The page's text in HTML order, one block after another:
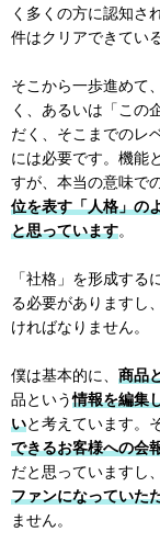
く多くの方に認知さ
件はクリアできている
そこから一歩進めて
く、あるいは「この
だく、そこまでのレ
には必要です。機能
すが、本当の意味で
位を表す「人格」の
と思っています。
「社格」を形成す
る必要がありますし
ければなりません。
僕は基本的に、 商品
品という情報を編集
いと考えています。
できるお客様への会
だと思っていますし
ファンになっていた
ません。